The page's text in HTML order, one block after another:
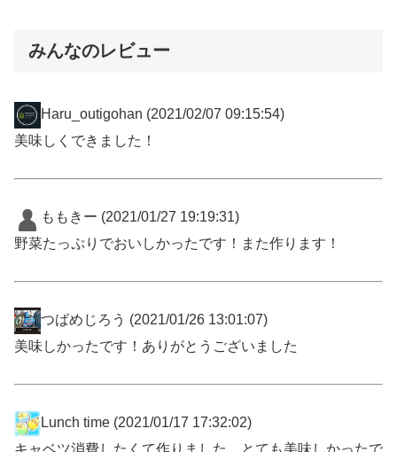
みんなのレビュー
Haru_outigohan (2021/02/07 09:15:54)
美味しくできました！
ももきー (2021/01/27 19:19:31)
野菜たっぷりでおいしかったです！また作ります！
つばめじろう (2021/01/26 13:01:07)
美味しかったです！ありがとうございました
Lunch time (2021/01/17 17:32:02)
キャベツ消費したくて作りました。とても美味しかったで